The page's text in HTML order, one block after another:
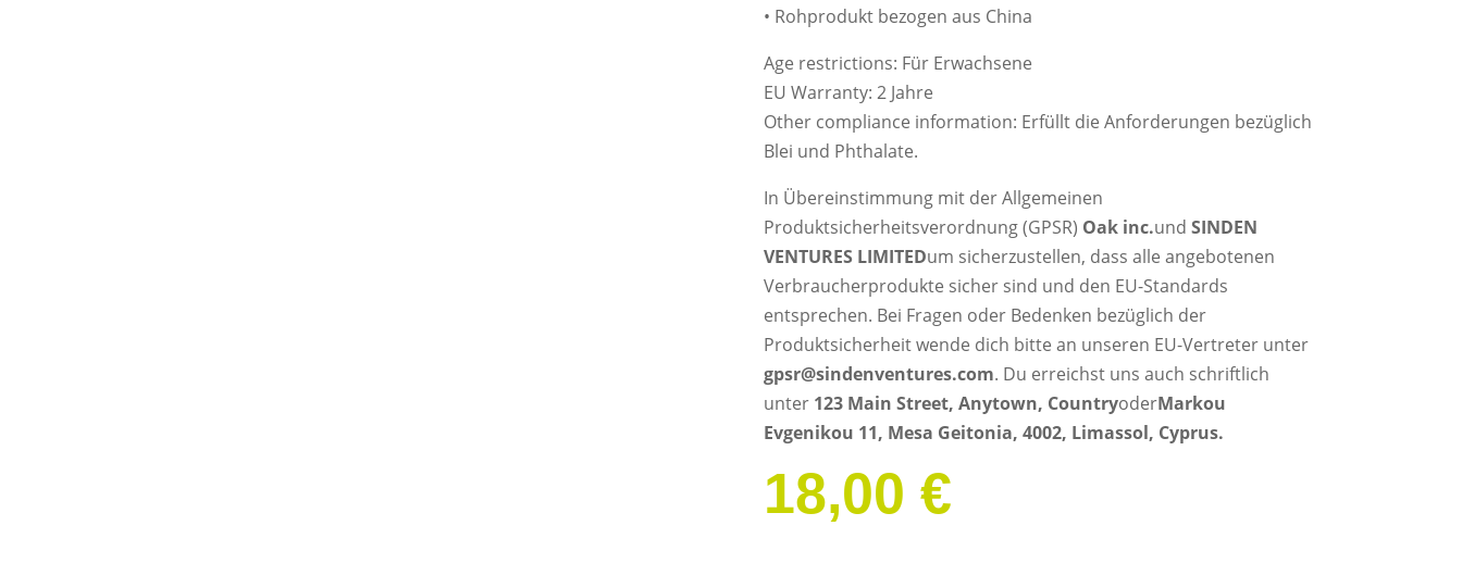
• Rohprodukt bezogen aus China
Age restrictions: Für Erwachsene
EU Warranty: 2 Jahre
Other compliance information: Erfüllt die Anforderungen bezüglich
Blei und Phthalate.
In Übereinstimmung mit der Allgemeinen
Produktsicherheitsverordnung (GPSR) Oak inc.und SINDEN
VENTURES LIMITEDum sicherzustellen, dass alle angebotenen
Verbraucherprodukte sicher sind und den EU-Standards
entsprechen. Bei Fragen oder Bedenken bezüglich der
Produktsicherheit wende dich bitte an unseren EU-Vertreter unter
gpsr@sindenventures.com. Du erreichst uns auch schriftlich
unter 123 Main Street, Anytown, CountryoderMarkou
Evgenikou 11, Mesa Geitonia, 4002, Limassol, Cyprus.
18,00 €